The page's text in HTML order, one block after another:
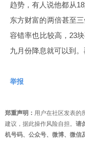
趋势，有人说他都从
东方财富的两倍甚至
容错率也比较高，23
九月份降息就可以到
举报
郑重声明： 用户在社区发表的
建议，据此操作风险自担。 请
机号码、公众号、微博、微信